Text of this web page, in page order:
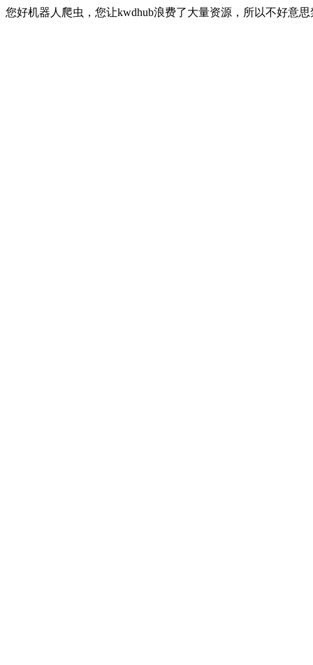
您好机器人爬虫，您让kwdhub浪费了大量资源，所以不好意